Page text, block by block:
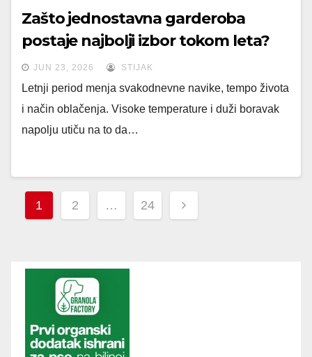
Zašto jednostavna garderoba
postaje najbolji izbor tokom leta?
JUN 23, 2026 STIJAK
Letnji period menja svakodnevne navike, tempo života
i način oblačenja. Visoke temperature i duži boravak
napolju utiču na to da…
Posts
navigation
1 2 … 24